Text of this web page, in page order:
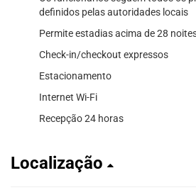
definidos pelas autoridades locais
Permite estadias acima de 28
Check-in/checkout expressos
Estacionamento
Internet Wi-Fi
Recepção 24 horas
Localização